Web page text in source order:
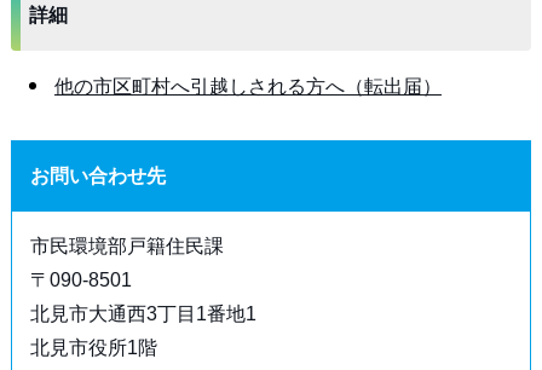
詳細
他の市区町村へ引越しされる方へ（転出届）
お問い合わせ先
市民環境部戸籍住民課
〒090-8501
北見市大通西3丁目1番地1
北見市役所1階